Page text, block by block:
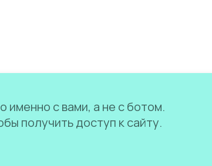
с вами, а не с ботом.
получить доступ к сайту.